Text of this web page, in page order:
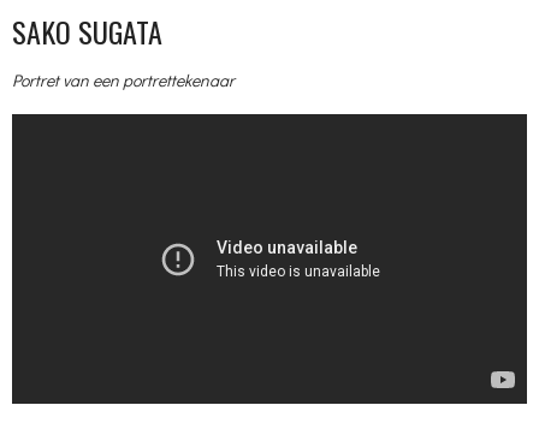
SAKO SUGATA
Portret van een portrettekenaar